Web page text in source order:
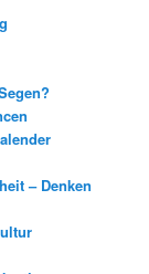
– Denken